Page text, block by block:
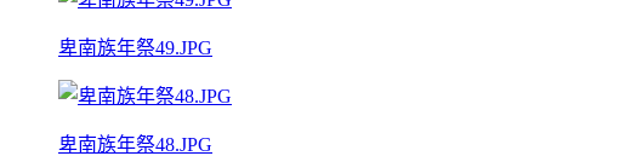
卑南族年祭49.JPG
卑南族年祭48.JPG